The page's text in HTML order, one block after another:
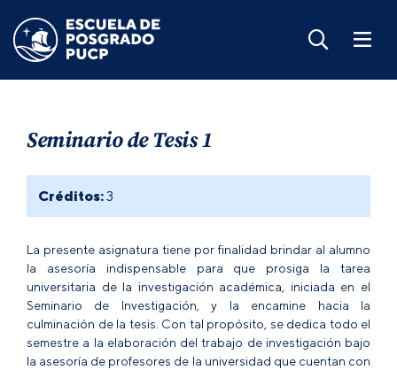
Seminario de Tesis 1
Créditos:3
La presente asignatura tiene por finalidad brindar al alumno
la asesoría indispensable para que prosiga la tarea
universitaria de la investigación académica, iniciada en el
Seminario de Investigación, y la encamine hacia la
culminación de la tesis. Con tal propósito, se dedica todo el
semestre a la elaboración del trabajo de investigación bajo
la asesoría de profesores de la universidad que cuentan con